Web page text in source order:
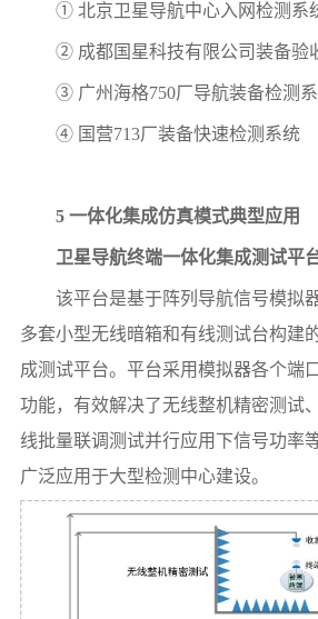
① 北京卫星导航中心入网检测系
② 成都国星科技有限公司装备验
③ 广州海格750厂导航装备检测
④ 国营713厂装备快速检测系统
5 一体化集成仿真模式典型应用
卫星导航终端一体化集成测试平
该平台是基于阵列导航信号模拟
多套小型无线暗箱和有线测试台构建
成测试平台。平台采用模拟器各个端
功能，有效解决了无线整机精密测试
线批量联调测试并行应用下信号功率
广泛应用于大型检测中心建设。